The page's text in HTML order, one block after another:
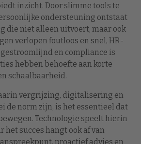
inzicht. Door slimme tools te
ondersteuning ontstaat
die niet alleen uitvoert, maar ook
verlopen foutloos en snel, HR-
en compliance is
hebben behoefte aan korte
schaalbaarheid.
vergrijzing, digitalisering en
de norm zijn, is het essentieel dat
Technologie speelt hierin
het succes hangt ook af van
proactief advies en